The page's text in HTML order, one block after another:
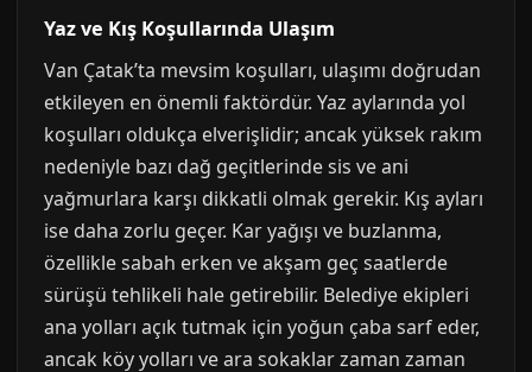
Yaz ve Kış Koşullarında Ulaşım
Van Çatak’ta mevsim koşulları, ulaşımı doğrudan
etkileyen en önemli faktördür. Yaz aylarında yol
koşulları oldukça elverişlidir; ancak yüksek rakım
nedeniyle bazı dağ geçitlerinde sis ve ani
yağmurlara karşı dikkatli olmak gerekir. Kış ayları
ise daha zorlu geçer. Kar yağışı ve buzlanma,
özellikle sabah erken ve akşam geç saatlerde
sürüşü tehlikeli hale getirebilir. Belediye ekipleri
ana yolları açık tutmak için yoğun çaba sarf eder,
ancak köy yolları ve ara sokaklar zaman zaman